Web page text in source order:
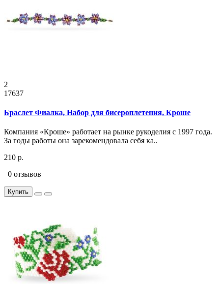
2
17637
Браслет Фиалка, Набор для бисероплетения, Кроше
Компания «Кроше» работает на рынке рукоделия с 1997 года.
За годы работы она зарекомендовала себя ка..
210 р.
0 отзывов
Купить